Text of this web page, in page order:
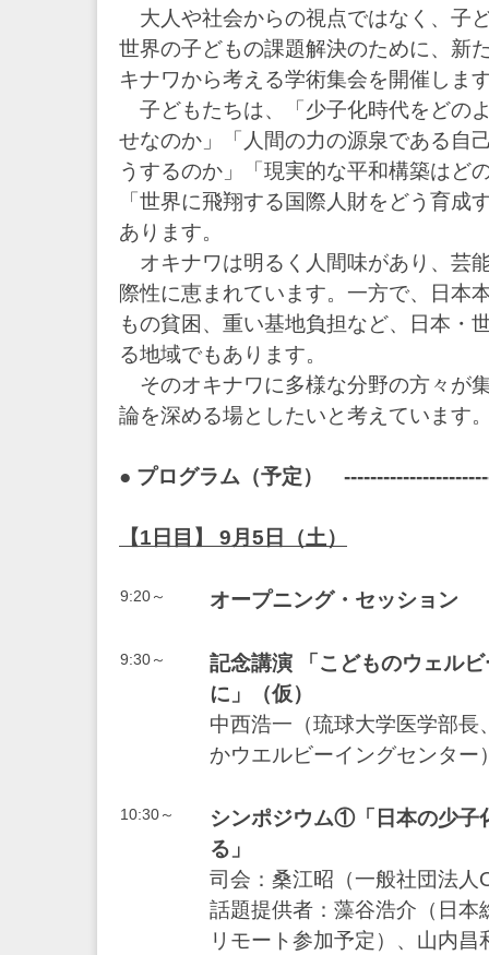
大人や社会からの視点ではなく、子
世界の子どもの課題解決のために、新
キナワから考える学術集会を開催しま
子どもたちは、「少子化時代をどの
せなのか」「人間の力の源泉である自
うするのか」「現実的な平和構築はど
「世界に飛翔する国際人財をどう育成
あります。
オキナワは明るく人間味があり、芸
際性に恵まれています。一方で、日本
もの貧困、重い基地負担など、日本・
る地域でもあります。
そのオキナワに多様な分野の方々が
論を深める場としたいと考えています
● プログラム（予定）
【1日目】 9月5日（土）
9:20～ オープニング・セッション
9:30～
記念講演 「こどものウェル
に」（仮）
中西浩一（琉球大学医学部長
かウエルビーイングセンター
10:30～
シンポジウム①「日本の少子
る」
司会：桑江昭（一般社団法人
話題提供者：藻谷浩介（日本
リモート参加予定）、山内